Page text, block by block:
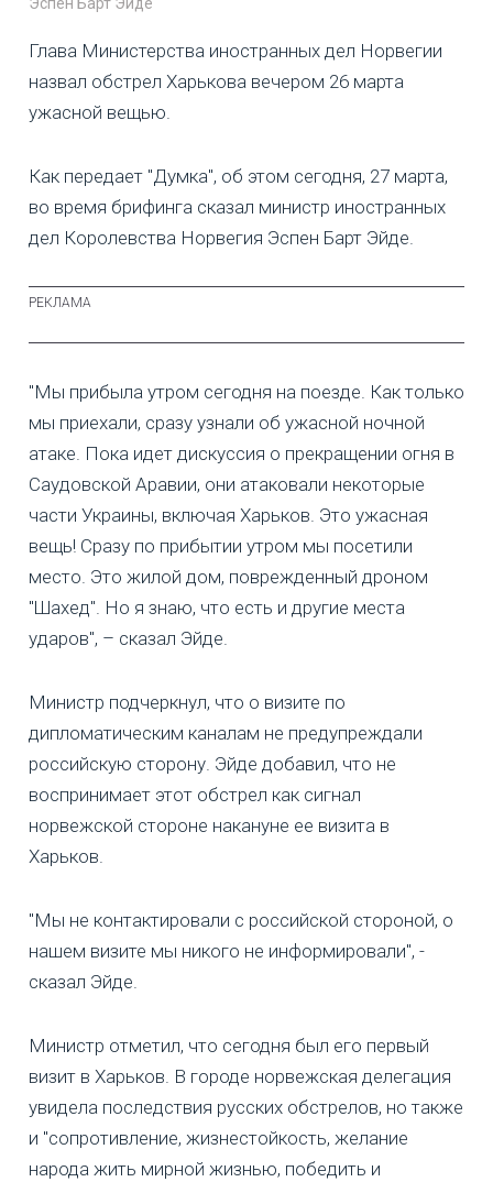
Глава Министерства иностранных дел Норвегии
назвал обстрел Харькова вечером 26 марта
ужасной вещью.
Как передает "Думка", об этом сегодня, 27 марта,
во время брифинга сказал министр иностранных
дел Королевства Норвегия Эспен Барт Эйде.
"Мы прибыла утром сегодня на поезде. Как только
мы приехали, сразу узнали об ужасной ночной
атаке. Пока идет дискуссия о прекращении огня в
Саудовской Аравии, они атаковали некоторые
части Украины, включая Харьков. Это ужасная
вещь! Сразу по прибытии утром мы посетили
место. Это жилой дом, поврежденный дроном
"Шахед". Но я знаю, что есть и другие места
ударов", – сказал Эйде.
Министр подчеркнул, что о визите по
дипломатическим каналам не предупреждали
российскую сторону. Эйде добавил, что не
воспринимает этот обстрел как сигнал
норвежской стороне накануне ее визита в
Харьков.
"Мы не контактировали с российской стороной, о
нашем визите мы никого не информировали", -
сказал Эйде.
Министр отметил, что сегодня был его первый
визит в Харьков. В городе норвежская делегация
увидела последствия русских обстрелов, но также
и "сопротивление, жизнестойкость, желание
народа жить мирной жизнью, победить и